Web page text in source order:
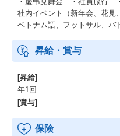
社内イベント（新年会、花見
ベトナム語、フットサル、バ
昇給・賞与
[昇給]
年1回
[賞与]
保険